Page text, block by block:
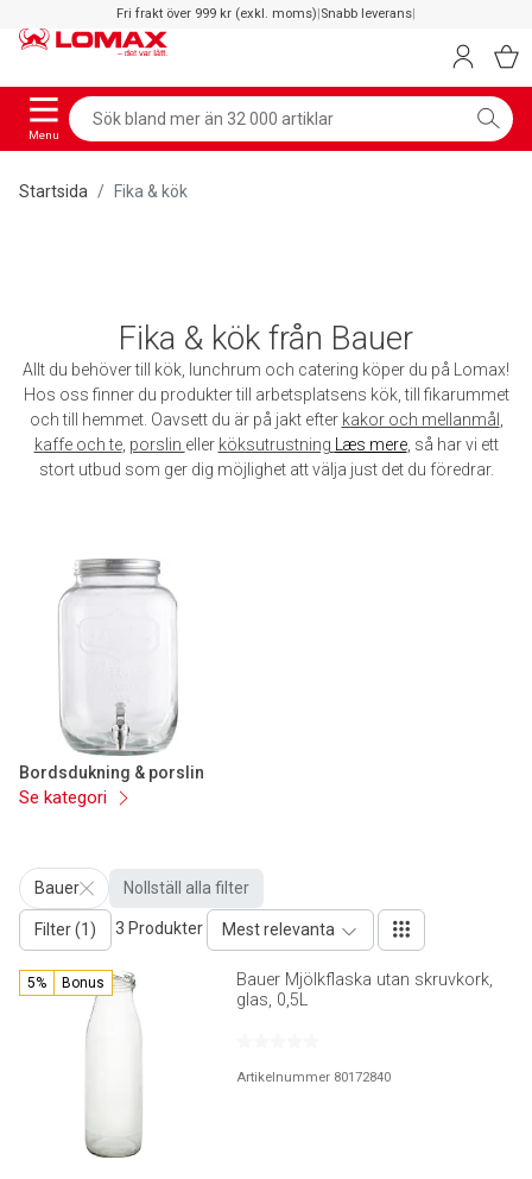
Fri frakt över 999 kr (exkl. moms)|Snabb leverans|
Menu
Startsida Fika & kök
Fika & kök från Bauer
Allt du behöver till kök, lunchrum och catering köper du på Lomax!
Hos oss finner du produkter till arbetsplatsens kök, till fikarummet
och till hemmet. Oavsett du är på jakt efter kakor och mellanmål
kaffe och te, porslin eller köksutrustning Læs mere, så har vi ett
stort utbud som ger dig möjlighet att välja just det du föredrar.
Bordsdukning & porslin
Se kategori
Bauer Nollställ alla filter
Filter (1) 3 Produkter Mest relevanta
5% Bonus
Bauer Mjölkflaska utan skruvkork,
glas, 0,5L
Artikelnummer 80172840